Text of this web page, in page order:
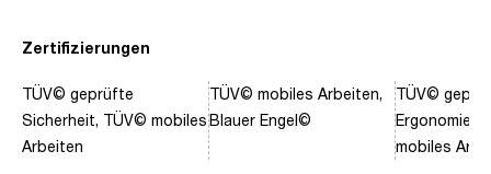
Zertifizierungen
TÜV© geprüfte
Sicherheit, TÜV© mobiles
Arbeiten
TÜV© mobiles Arbeiten,
Blauer Engel©
TÜV©
Ergonomie,
mobiles